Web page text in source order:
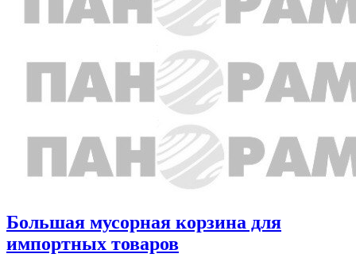
Большая мусорная корзина для
импортных товаров